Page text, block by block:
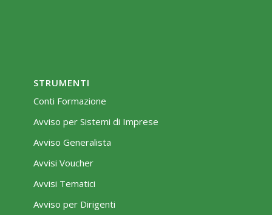
STRUMENTI
Conti Formazione
Avviso per Sistemi di Imprese
Avviso Generalista
Avvisi Voucher
Avvisi Tematici
Avviso per Dirigenti